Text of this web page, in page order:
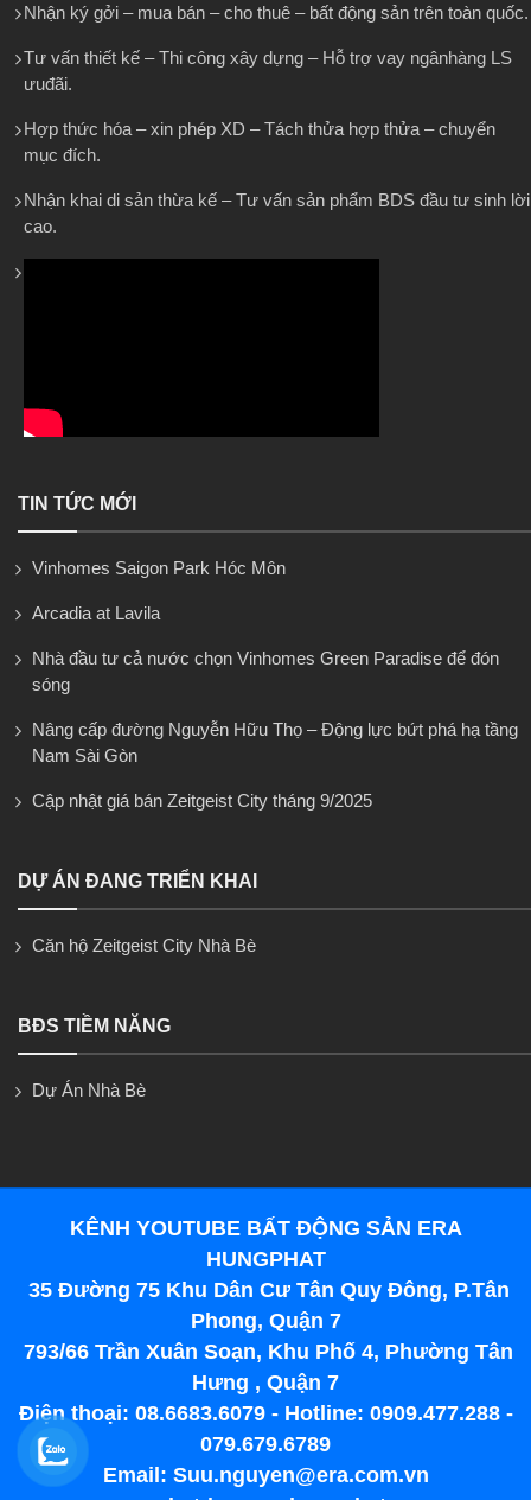
Nhận ký gởi – mua bán – cho thuê – bất động sản trên toàn quốc.
Tư vấn thiết kế – Thi công xây dựng – Hỗ trợ vay ngânhàng LS
ưuđãi.
Hợp thức hóa – xin phép XD – Tách thửa hợp thửa – chuyển
mục đích.
Nhận khai di sản thừa kế – Tư vấn sản phẩm BDS đầu tư sinh lời
cao.
TIN TỨC MỚI
Vinhomes Saigon Park Hóc Môn
Arcadia at Lavila
Nhà đầu tư cả nước chọn Vinhomes Green Paradise để đón
sóng
Nâng cấp đường Nguyễn Hữu Thọ – Động lực bứt phá hạ tầng
Nam Sài Gòn
Cập nhật giá bán Zeitgeist City tháng 9/2025
DỰ ÁN ĐANG TRIỂN KHAI
Căn hộ Zeitgeist City Nhà Bè
BĐS TIỀM NĂNG
Dự Án Nhà Bè
KÊNH YOUTUBE BẤT ĐỘNG SẢN ERA
HUNGPHAT
35 Đường 75 Khu Dân Cư Tân Quy Đông, P.Tân
Phong, Quận 7
793/66 Trần Xuân Soạn, Khu Phố 4, Phường Tân
Hưng , Quận 7
Điện thoại: 08.6683.6079 - Hotline: 0909.477.288 -
079.679.6789
Email: Suu.nguyen@era.com.vn